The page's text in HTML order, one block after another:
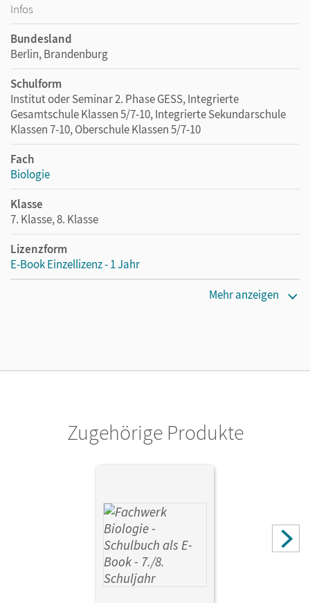
Infos
Bundesland
Berlin, Brandenburg
Schulform
Institut oder Seminar 2. Phase GESS, Integrierte
Gesamtschule Klassen 5/7-10, Integrierte Sekundarschule
Klassen 7-10, Oberschule Klassen 5/7-10
Fach
Biologie
Klasse
7. Klasse, 8. Klasse
Lizenzform
E-Book Einzellizenz - 1 Jahr
Privatpersonen, die nur mit dem E-Book arbeiten.
Oberschelp, Katrin; Tegtmeyer, Ulrike; Wachs, Steffen;
Schulte, Alexandra; Tessendorf, Lysann; Ratke, Dorothea;
Janik, Kathrin; Lange, Birgit; von Bismarck, Nadine
Mehr anzeigen
Zugehörige Produkte